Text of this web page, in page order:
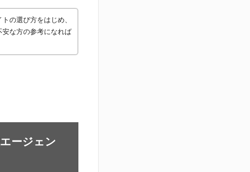
の選び方をはじめ、
な方の参考になれば
ージェン